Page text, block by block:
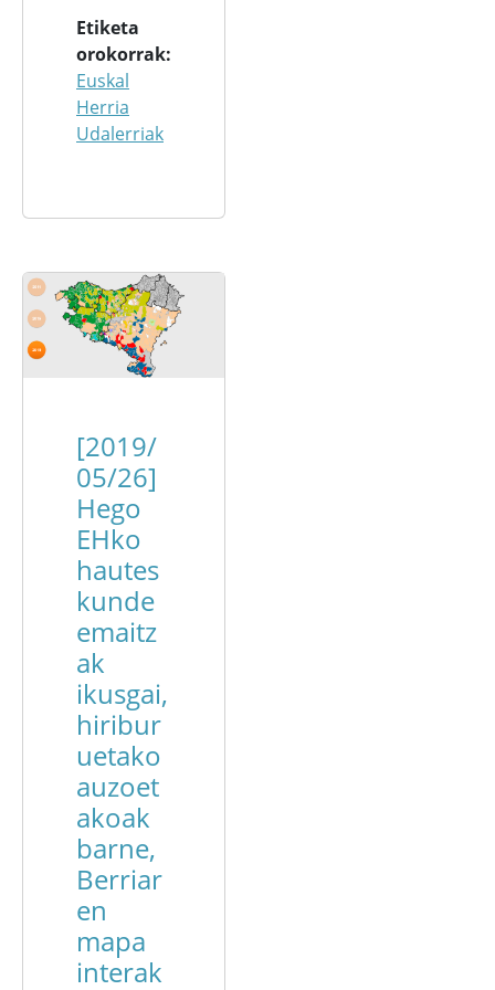
Etiketa
orokorrak
Euskal
Herria
Udalerriak
[2019/
05/26]
Hego
EHko
hautes
kunde
emaitz
ak
ikusgai,
hiribur
uetako
auzoet
akoak
barne,
Berriar
en
mapa
interak